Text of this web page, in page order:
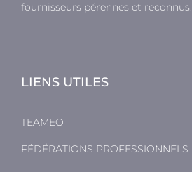
fournisseurs pérennes et reconnus.
LIENS UTILES
TEAMEO
FÉDÉRATIONS PROFESSIONNELS